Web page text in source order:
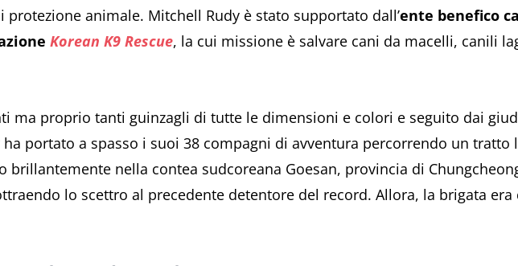
protezione animale. Mitchell Rudy è stato supportato dall’ente benefico
Korean K9 Rescue, la cui missione è salvare cani da macelli, canili
ma proprio tanti guinzagli di tutte le dimensioni e colori e seguito dai
ha portato a spasso i suoi 38 compagni di avventura percorrendo un tratto
brillantemente nella contea sudcoreana Goesan, provincia di
lo scettro al precedente detentore del record. Allora, la brigata